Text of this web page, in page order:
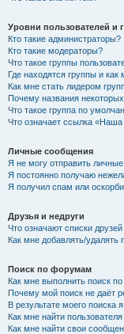
Уровни пользователей и
Кто такие администраторы?
Кто такие модераторы?
Что такое группы
Где находятся группы и как
Как мне стать лидером
Почему названия
Что такое группа по
Что означает ссылка
Личные сообщения
Я не могу отправить
Я постоянно получаю
Я получил спам или
Друзья и недруги
Что означают списки
Как мне добавлять/удалять
Поиск по форумам
Как мне выполнить поиск
Почему мой поиск не даёт
В результате моего поиска
Как мне найти
Как мне найти свои